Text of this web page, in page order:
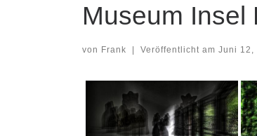
Museum Insel
von Frank Veröffentlicht am Juni 12,